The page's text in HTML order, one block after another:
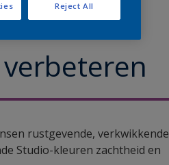
rustgevende, verkwikkende
Studio-kleuren zachtheid en
Reject All